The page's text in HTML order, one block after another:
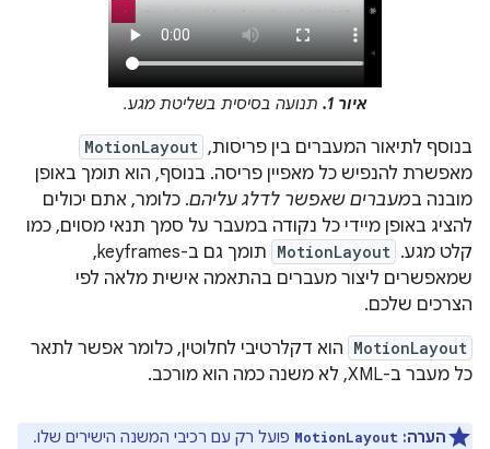
איור 1. תנועה בסיסית בשליטת מגע.
בנוסף לתיאור המעברים בין פריסות, MotionLayout
מאפשרת להנפיש כל מאפיין פריסה. בנוסף, הוא תומך באופן
מובנה במעברים שאפשר לדלג עליהם. כלומר, אתם יכולים
להציג באופן מיידי כל נקודה במעבר על סמך תנאי מסוים, כמו
קלט מגע. ‫ MotionLayout
תומך גם ב-keyframes,
שמאפשרים ליצור מעברים בהתאמה אישית מלאה לפי
הצרכים שלכם.
MotionLayout הוא דקלרטיבי לחלוטין, כלומר אפשר לתאר
כל מעבר ב-XML, לא משנה כמה הוא מורכב.
הערה: MotionLayout פועל רק עם רכיבי המשנה הישירים שלו.